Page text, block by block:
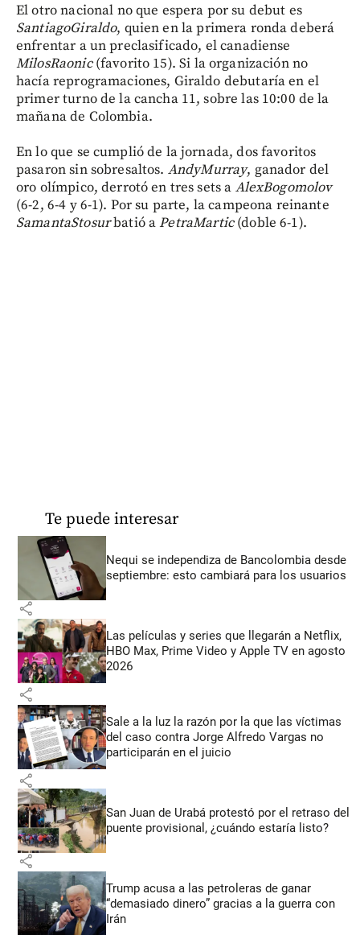
El otro nacional no que espera por su debut es
SantiagoGiraldo, quien en la primera ronda deberá
enfrentar a un preclasificado, el canadiense
MilosRaonic(favorito 15). Si la organización no
hacía reprogramaciones, Giraldo debutaría en el
primer turno de la cancha 11, sobre las 10:00 de la
mañana de Colombia.
En lo que se cumplió de la jornada, dos favoritos
pasaron sin sobresaltos. AndyMurray, ganador del
oro olímpico, derrotó en tres sets a AlexBogomolov
(6-2, 6-4 y 6-1). Por su parte, la campeona reinante
SamantaStosurbatió aPetraMartic(doble 6-1).
Te puede interesar
Nequi se independiza de Bancolombia desde
septiembre: esto cambiará para los usuarios
share
Las películas y series que llegarán a Netflix,
HBO Max, Prime Video y Apple TV en agosto
2026
share
Sale a la luz la razón por la que las víctimas
del caso contra Jorge Alfredo Vargas no
participarán en el juicio
share
San Juan de Urabá protestó por el retraso del
puente provisional, ¿cuándo estaría listo?
share
Trump acusa a las petroleras de ganar
“demasiado dinero” gracias a la guerra con
Irán